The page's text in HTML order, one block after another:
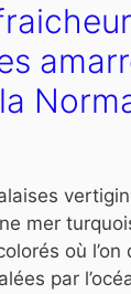
mer
où l’on
par